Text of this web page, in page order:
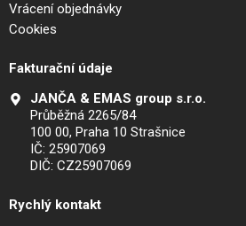
Vrácení objednávky
Cookies
Fakturační údaje
JANČA & EMAS group s.r.o.
Průběžná 2265/84
100 00, Praha 10 Strašnice
IČ: 25907069
DIČ: CZ25907069
Rychlý kontakt